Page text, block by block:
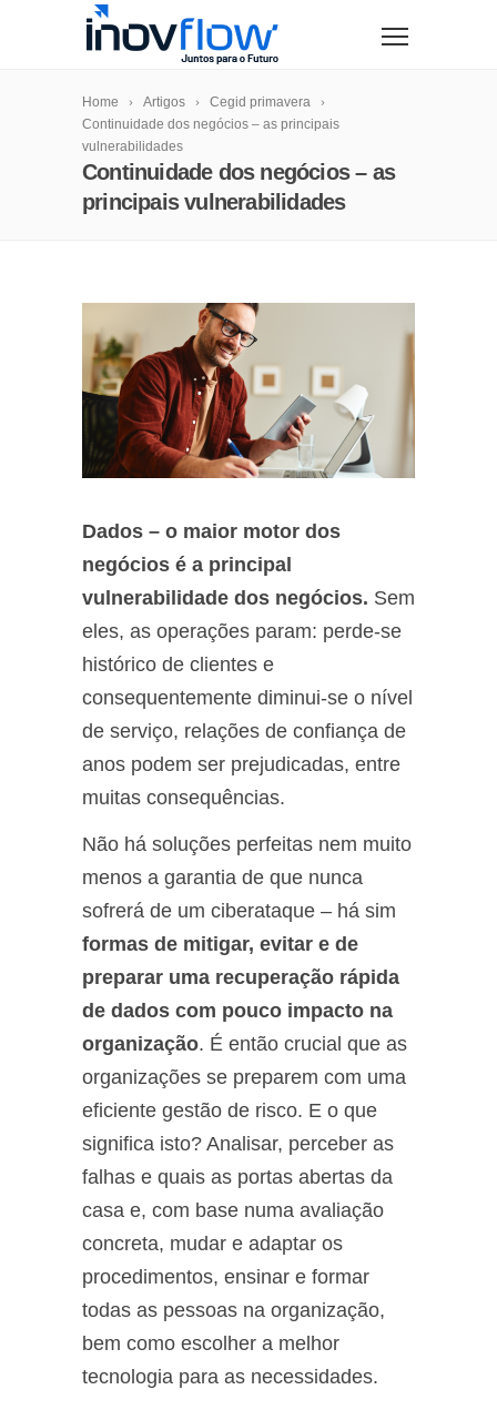
Home Artigos
Cegid primavera
Continuidade dos negócios – as principais
vulnerabilidades
Continuidade dos negócios – as
principais vulnerabilidades
Dados – o maior motor dos
negócios é a principal
vulnerabilidade dos negócios. Sem
eles, as operações param: perde-se
histórico de clientes e
consequentemente diminui-se o nível
de serviço, relações de confiança de
anos podem ser prejudicadas, entre
muitas consequências.
Não há soluções perfeitas nem muito
menos a garantia de que nunca
sofrerá de um ciberataque – há sim
formas de mitigar, evitar e de
preparar uma recuperação rápida
de dados com pouco impacto na
organização. É então crucial que as
organizações se preparem com uma
eficiente gestão de risco. E o que
significa isto? Analisar, perceber as
falhas e quais as portas abertas da
casa e, com base numa avaliação
concreta, mudar e adaptar os
procedimentos, ensinar e formar
todas as pessoas na organização,
bem como escolher a melhor
tecnologia para as necessidades.